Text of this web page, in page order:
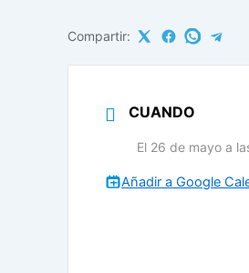
Compartir:
CUANDO
El 26 de mayo a
Añadir a Google